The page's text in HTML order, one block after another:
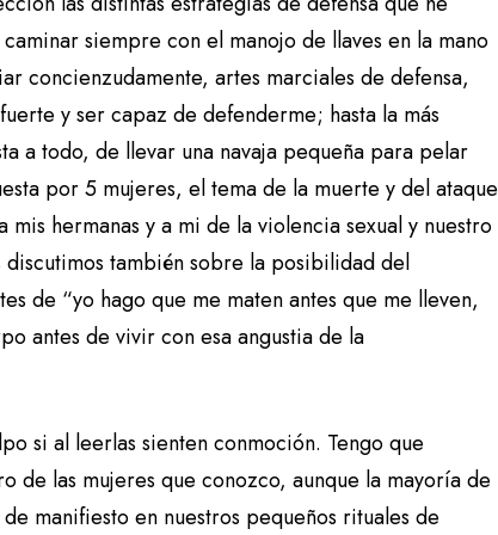
siempre con el manojo de llaves en la mano
concienzudamente, artes marciales de defensa,
y ser capaz de defenderme; hasta la más
a todo, de llevar una navaja pequeña para pelar
por 5 mujeres, el tema de la muerte y del ataque
hermanas y a mi de la violencia sexual y nuestro
también sobre la posibilidad del
de “yo hago que me maten antes que me lleven,
antes de vivir con esa angustia de la
si al leerlas sienten conmoción. Tengo que
de las mujeres que conozco, aunque la mayoría de
manifiesto en nuestros pequeños rituales de